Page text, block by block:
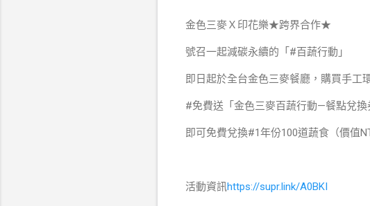
金色三麥Ｘ印花樂​★跨界合作★​
號召一起減碳永續的「#百蔬行動」
即日起於全台金色三麥餐廳，購買手工
#免費送「金色三麥百蔬行動—餐點兌換
即可免費兌換#1年份100道蔬食（價值
活動資訊https://supr.link/A0BKI